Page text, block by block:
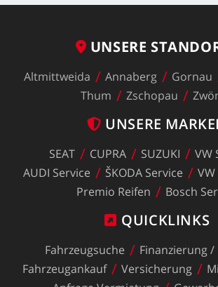
UNSERE
Altmittweida Annaberg Gornau
Thum
Zschopau
UNSERE
SEAT CUPRA SUZUKI VW
AUDI Service ŠKODA Service VW
Premio Reifen Bosch
QUICKLINKS
Fahrzeugsuche Finanzierung/
Fahrzeugankauf
Versicherung